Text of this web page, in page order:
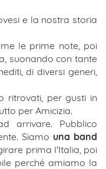
e la nostra storia
le prime note, poi
suonando con tante
di diversi generi,
ritrovati, per gusti in
per Amicizia.
arrivare. Pubblico
Siamo una band
prima l'Italia, poi
perché amiamo la